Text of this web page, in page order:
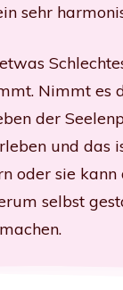
sehr
Nimmt es
der
und das
oder sie
selbst